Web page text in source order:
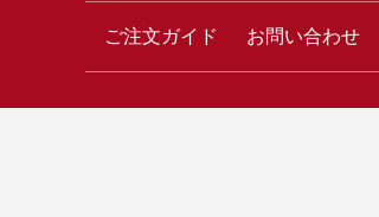
ご注文ガイド お問い合わせ